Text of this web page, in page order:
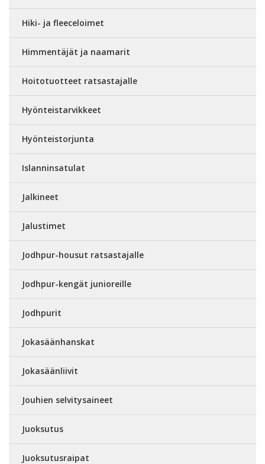
Hiki- ja fleeceloimet
Himmentäjät ja naamarit
Hoitotuotteet ratsastajalle
Hyönteistarvikkeet
Hyönteistorjunta
Islanninsatulat
Jalkineet
Jalustimet
Jodhpur-housut ratsastajalle
Jodhpur-kengät junioreille
Jodhpurit
Jokasäänhanskat
Jokasäänliivit
Jouhien selvitysaineet
Juoksutus
Juoksutusraipat